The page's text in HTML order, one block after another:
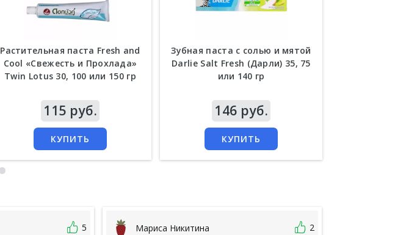
Растительная паста Fresh and
Cool «Свежесть и Прохлада»
Twin Lotus 30, 100 или 150 гр
115 руб.
КУПИТЬ
Зубная паста с солью и мятой
Darlie Salt Fresh (Дарли) 35, 75
или 140 гр
146 руб.
КУПИТЬ
5 Мариса Никитина 2